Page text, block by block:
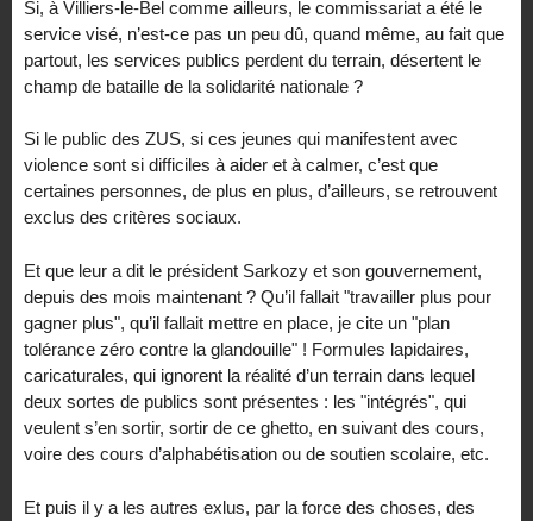
Si, à Villiers-le-Bel comme ailleurs, le commissariat a été le
service visé, n’est-ce pas un peu dû, quand même, au fait que
partout, les services publics perdent du terrain, désertent le
champ de bataille de la solidarité nationale ?
Si le public des ZUS, si ces jeunes qui manifestent avec
violence sont si difficiles à aider et à calmer, c’est que
certaines personnes, de plus en plus, d’ailleurs, se retrouvent
exclus des critères sociaux.
Et que leur a dit le président Sarkozy et son gouvernement,
depuis des mois maintenant ? Qu’il fallait "travailler plus pour
gagner plus", qu’il fallait mettre en place, je cite un "plan
tolérance zéro contre la glandouille" ! Formules lapidaires,
caricaturales, qui ignorent la réalité d’un terrain dans lequel
deux sortes de publics sont présentes : les "intégrés", qui
veulent s’en sortir, sortir de ce ghetto, en suivant des cours,
voire des cours d’alphabétisation ou de soutien scolaire, etc.
Et puis il y a les autres exlus, par la force des choses, des